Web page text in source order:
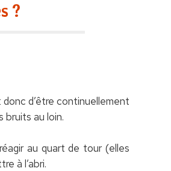
?
d’être continuellement
bruits au loin.
au quart de tour (elles
à l’abri.